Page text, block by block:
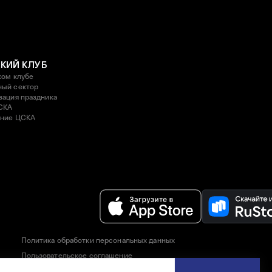
КЛУБ
клубе
сектор
праздника
ЦСКА
Политика обработки персональных данных
Пользовательское соглашение